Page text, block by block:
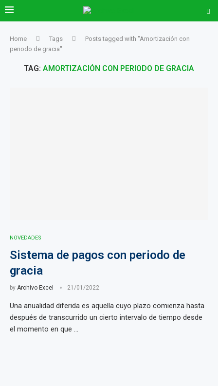
Home Tags
Posts tagged with "Amortización con
periodo de gracia"
TAG: AMORTIZACIÓN CON PERIODO DE GRACIA
NOVEDADES
Sistema de pagos con periodo de
gracia
by Archivo Excel 21/01/2022
Una anualidad diferida es aquella cuyo plazo comienza hasta
después de transcurrido un cierto intervalo de tiempo desde
el momento en que …